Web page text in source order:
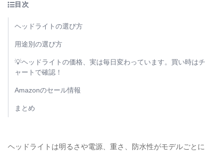
目次
ヘッドライトの選び方
用途別の選び方
💡ヘッドライトの価格、実は毎日変わっています。買い時はチ
ャートで確認！
Amazonのセール情報
まとめ
ヘッドライトは明るさや電源、重さ、防水性がモデルごとに